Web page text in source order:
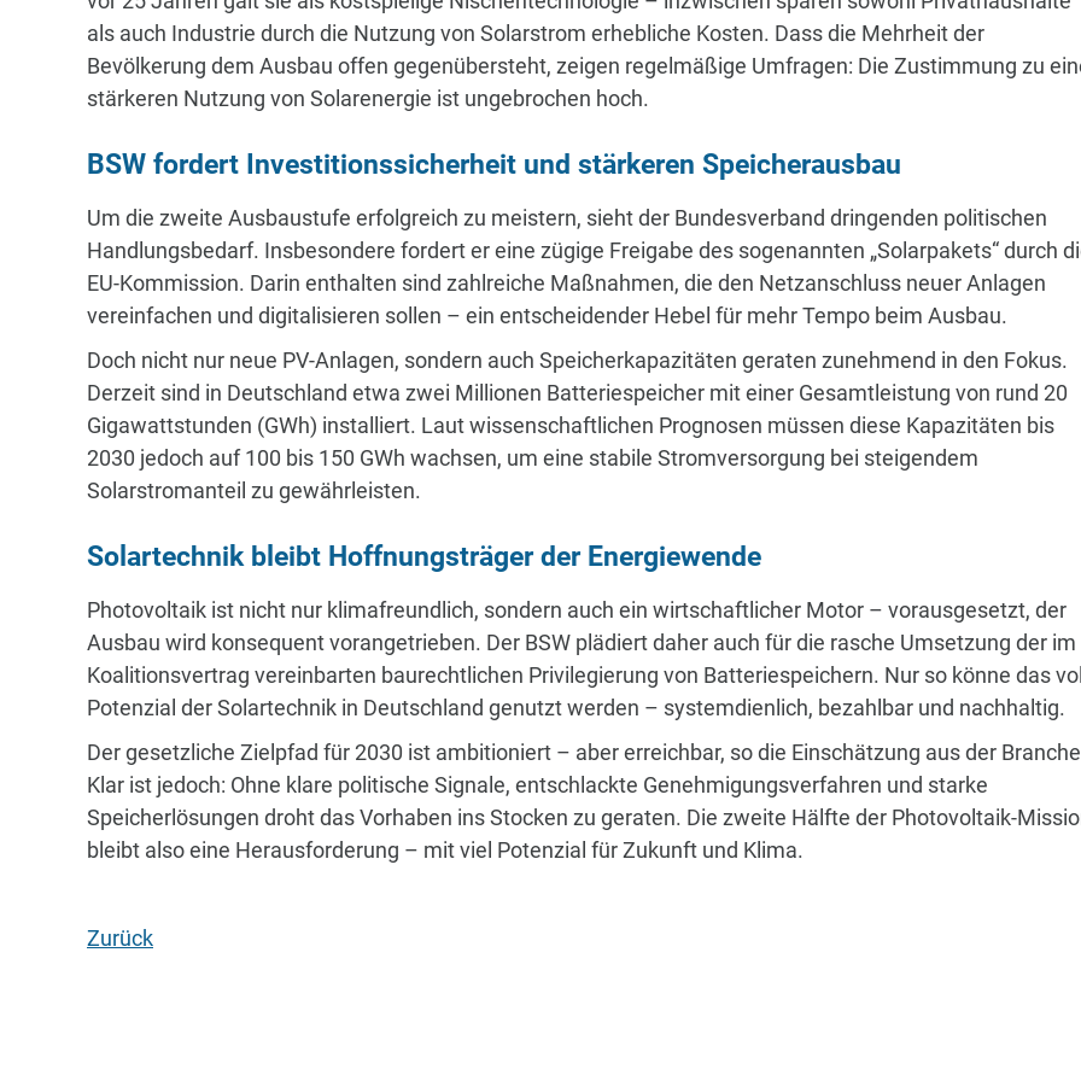
als auch Industrie durch die Nutzung von Solarstrom erhebliche Kosten. Dass die Mehrheit der
Bevölkerung dem Ausbau offen gegenübersteht, zeigen regelmäßige Umfragen: Die Zustimmung zu
stärkeren Nutzung von Solarenergie ist ungebrochen hoch.
BSW fordert Investitionssicherheit und stärkeren Speicherausbau
Um die zweite Ausbaustufe erfolgreich zu meistern, sieht der Bundesverband dringenden politischen
Handlungsbedarf. Insbesondere fordert er eine zügige Freigabe des sogenannten „Solarpakets“ durch
EU-Kommission. Darin enthalten sind zahlreiche Maßnahmen, die den Netzanschluss neuer Anlagen
vereinfachen und digitalisieren sollen – ein entscheidender Hebel für mehr Tempo beim Ausbau.
Doch nicht nur neue PV-Anlagen, sondern auch Speicherkapazitäten geraten zunehmend in den Fokus.
Derzeit sind in Deutschland etwa zwei Millionen Batteriespeicher mit einer Gesamtleistung von rund 20
Gigawattstunden (GWh) installiert. Laut wissenschaftlichen Prognosen müssen diese Kapazitäten bis
2030 jedoch auf 100 bis 150 GWh wachsen, um eine stabile Stromversorgung bei steigendem
Solarstromanteil zu gewährleisten.
Solartechnik bleibt Hoffnungsträger der Energiewende
Photovoltaik ist nicht nur klimafreundlich, sondern auch ein wirtschaftlicher Motor – vorausgesetzt, der
Ausbau wird konsequent vorangetrieben. Der BSW plädiert daher auch für die rasche Umsetzung der im
Koalitionsvertrag vereinbarten baurechtlichen Privilegierung von Batteriespeichern. Nur so könne das
Potenzial der Solartechnik in Deutschland genutzt werden – systemdienlich, bezahlbar und nachhaltig.
Der gesetzliche Zielpfad für 2030 ist ambitioniert – aber erreichbar, so die Einschätzung aus der
Klar ist jedoch: Ohne klare politische Signale, entschlackte Genehmigungsverfahren und starke
Speicherlösungen droht das Vorhaben ins Stocken zu geraten. Die zweite Hälfte der Photovoltaik-
bleibt also eine Herausforderung – mit viel Potenzial für Zukunft und Klima.
Zurück